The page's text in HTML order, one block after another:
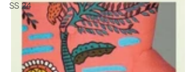
SS 24